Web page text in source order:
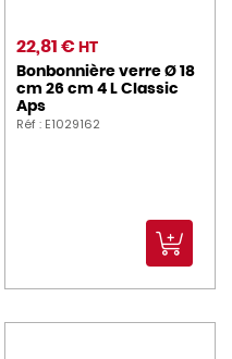
22,81 € HT
Bonbonnière verre Ø 18
cm 26 cm 4 L Classic
Aps
Réf : E1029162